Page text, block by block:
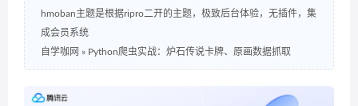
hmoban主题是根据ripro二开的主题，极致后台体验，无插件，集
成会员系统
自学咖网 » Python爬虫实战：炉石传说卡牌、原画数据抓取